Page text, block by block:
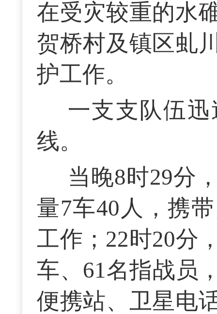
在受灾较重的水
贺桥村及镇区虬
护工作。
一支支队伍
线。
当晚8时29分
量7车40人，携
工作；22时20分
车、61名指战员
便携站、卫星电